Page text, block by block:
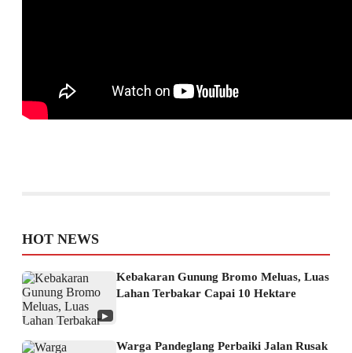
HOT NEWS
▶
Kebakaran Gunung Bromo Meluas, Luas
Lahan Terbakar Capai 10 Hektare
Warga Pandeglang Perbaiki Jalan Rusak